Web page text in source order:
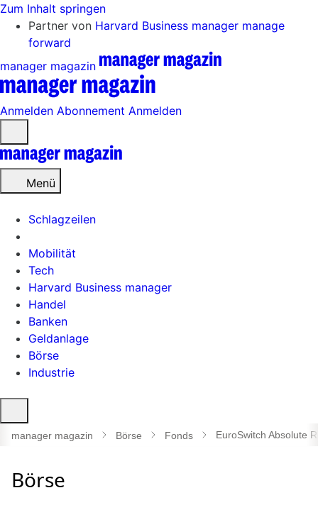
Zum Inhalt springen
Partner von Harvard Business manager manage
forward
manager magazin
Anmelden Abonnement Anmelden
öffnen
Menü
Schlagzeilen
Mobilität
Tech
Harvard Business manager
Handel
Banken
Geldanlage
Börse
Industrie
öffnen
manager magazin Börse Fonds EuroSwitch Absolute